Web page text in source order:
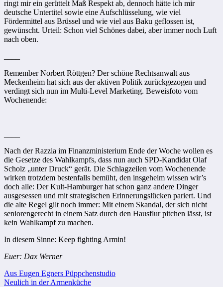
ringt mir ein gerüttelt Maß Respekt ab, dennoch hätte ich mir
deutsche Untertitel sowie eine Aufschlüsselung, wie viel
Fördermittel aus Brüssel und wie viel aus Baku geflossen ist,
gewünscht. Urteil: Schon viel Schönes dabei, aber immer noch Luft
nach oben.
Remember Norbert Röttgen? Der schöne Rechtsanwalt aus
Meckenheim hat sich aus der aktiven Politik zurückgezogen und
verdingt sich nun im Multi-Level Marketing. Beweisfoto vom
Wochenende:
Nach der Razzia im Finanzministerium Ende der Woche wollen es
die Gesetze des Wahlkampfs, dass nun auch SPD-Kandidat Olaf
Scholz „unter Druck“ gerät. Die Schlagzeilen vom Wochenende
wirken trotzdem bestenfalls bemüht, den insgeheim wissen wir’s
doch alle: Der Kult-Hamburger hat schon ganz andere Dinger
ausgesessen und mit strategischen Erinnerungslücken pariert. Und
die alte Regel gilt noch immer: Mit einem Skandal, der sich nicht
seniorengerecht in einem Satz durch den Hausflur pitchen lässt, ist
kein Wahlkampf zu machen.
In diesem Sinne: Keep fighting Armin!
Euer: Dax Werner
Beitragsnavigation
Aus Eugen Egners Püppchenstudio
Neulich in der Armenküche